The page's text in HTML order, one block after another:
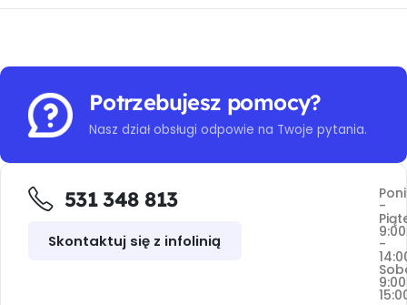
Potrzebujesz pomocy?
Nasz dział obsługi odpowie na Twoje pytania.
531 348 813
Skontaktuj się z infolinią
-
9:00
-